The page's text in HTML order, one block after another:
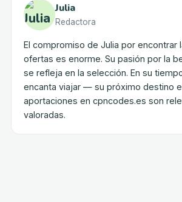
Julia
Redactora
El compromiso de Julia por encontrar
ofertas es enorme. Su pasión por la
se refleja en la selección. En su
encanta viajar — su próximo destino
aportaciones en cpncodes.es son
valoradas.